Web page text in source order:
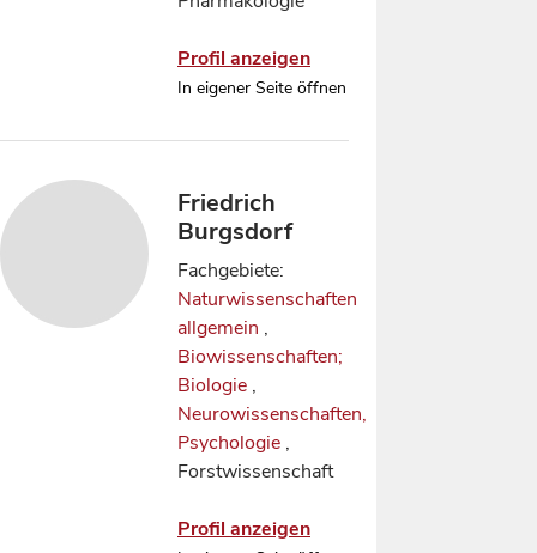
Profil anzeigen
In eigener Seite öffnen
Friedrich
Burgsdorf
Fachgebiete:
Naturwissenschaften
allgemein ,
Biowissenschaften;
Biologie ,
Neurowissenschaften,
Psychologie ,
Forstwissenschaft
Profil anzeigen